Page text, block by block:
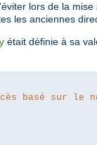
lors de la
les anciennes
était définie à sa
basé sur le